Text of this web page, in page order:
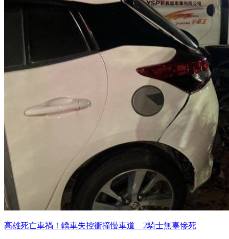
高雄死亡車禍！轎車失控衝撞慢車道 2騎士無辜慘死